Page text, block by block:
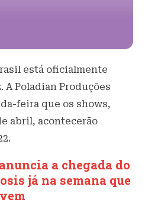
está oficialmente
A Poladian Produções
feira que os shows,
abril, acontecerão
a chegada do
já na semana que
vem